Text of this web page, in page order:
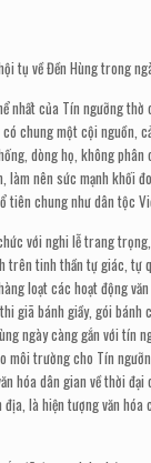
tụ về Đền Hùng trong
nhất của Tín ngưỡng thờ
chung một cội nguồn,
dòng họ, không phân
nên sức mạnh khối
tiên chung như dân tộc
với nghi lễ trang
trên tinh thần tự giác, tự
loạt các hoạt động
giã bánh giầy, gói bánh
ngày càng gắn với tín
môi trường cho Tín
hóa dân gian về thời đại
là hiện tượng văn